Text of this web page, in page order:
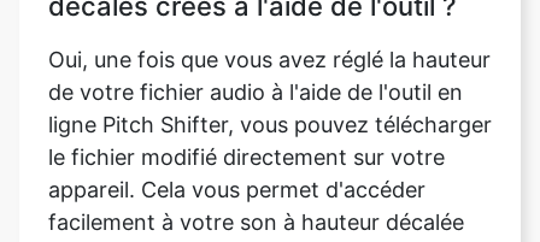
ligne Pitch Shifter, vous pouvez télécharger
le fichier modifié directement sur votre
appareil. Cela vous permet d'accéder
facilement à votre son à hauteur décalée
chaque fois que vous en avez besoin.